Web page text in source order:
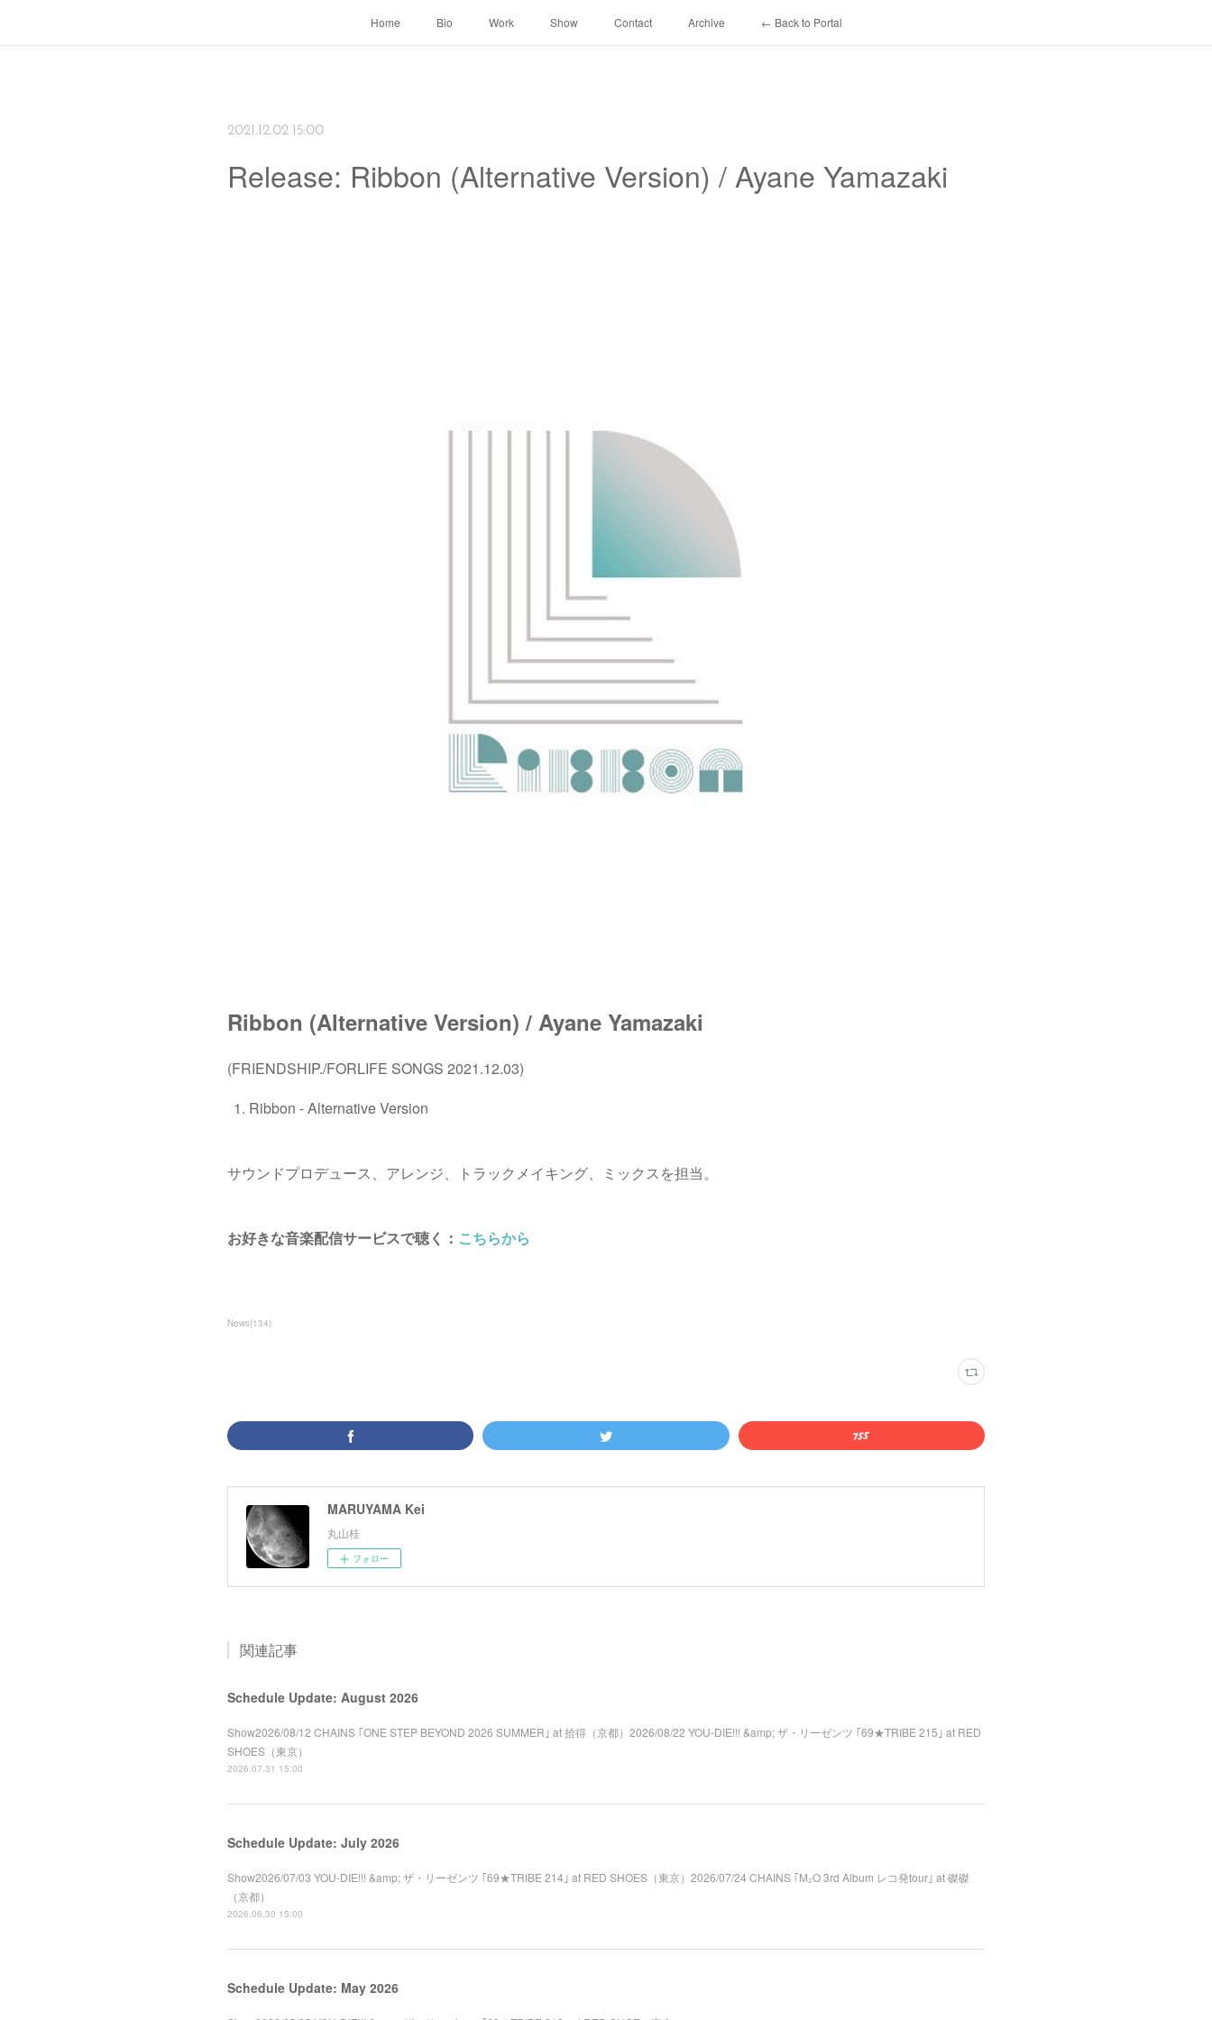
Home Bio Work Show Contact Archive ← Back to Portal
2021.12.02 15:00
Release: Ribbon (Alternative Version) / Ayane Yamazaki
Ribbon (Alternative Version) / Ayane Yamazaki
(FRIENDSHIP./FORLIFE SONGS 2021.12.03)
Ribbon - Alternative Version
サウンドプロデュース、アレンジ、トラックメイキング、ミックスを担当。
お好きな音楽配信サービスで聴く： こちらから
News(134)
MARUYAMA Kei
丸山桂
フォロー
関連記事
Schedule Update: August 2026
Show2026/08/12 CHAINS ｢ONE STEP BEYOND 2026 SUMMER｣ at 拾得（京都）2026/08/22 YOU-DIE!!! &amp; ザ・リーゼンツ ｢69★TRIBE 215｣ at RED
SHOES（東京）
2026.07.31 15:00
Schedule Update: July 2026
Show2026/07/03 YOU-DIE!!! &amp; ザ・リーゼンツ ｢69★TRIBE 214｣ at RED SHOES（東京）2026/07/24 CHAINS ｢M₂O 3rd Album レコ発tour｣ at 磔磔
（京都）
2026.06.30 15:00
Schedule Update: May 2026